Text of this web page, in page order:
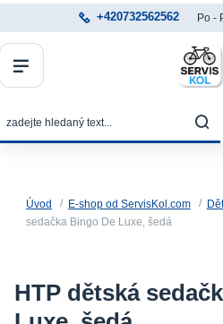
+420732562562 Po -
Úvod E-shop od ServisKol.com
sedačka Bingo De Luxe, šedá
HTP dětská